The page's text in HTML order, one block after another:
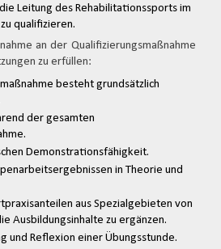
Leitung des Rehabilitationssports im
qualifizieren.
an der Qualifizierungsmaßnahme
zu erfüllen:
besteht grundsätzlich
der gesamten
Demonstrationsfähigkeit.
in Theorie und
aus Spezialgebieten von
Ausbildungsinhalte zu ergänzen.
und Reflexion einer Übungsstunde.